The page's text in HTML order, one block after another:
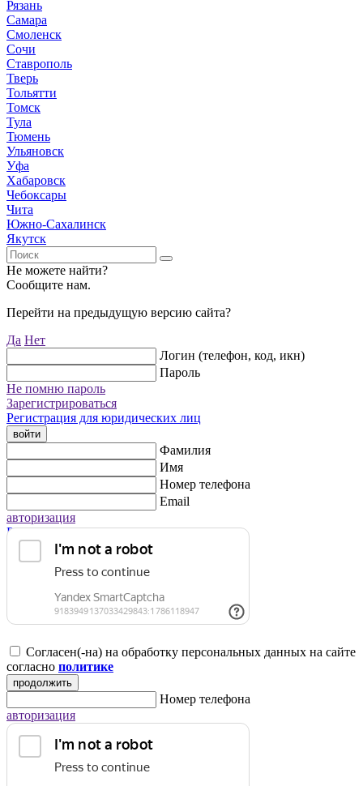
Рязань
Самара
Смоленск
Сочи
Ставрополь
Тверь
Тольятти
Томск
Тула
Тюмень
Ульяновск
Уфа
Хабаровск
Чебоксары
Чита
Южно-Сахалинск
Якутск
Не можете найти?
Сообщите нам.
Перейти на предыдущую версию сайта?
Да Нет
Логин (телефон, код, икн)
Пароль
Не помню пароль
Зарегистрироваться
Регистрация для юридических лиц
войти
Фамилия
Имя
Номер телефона
Email
авторизация
Регистрация для юридических лиц
Согласен(-на) на обработку персональных данных на сайте
согласно политике
продолжить
Номер телефона
авторизация